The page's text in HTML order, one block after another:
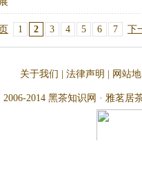
1 2 3 4 5 6 7 下
关于我们 法律声明 网站
2014 黑茶知识网 · 雅茗居